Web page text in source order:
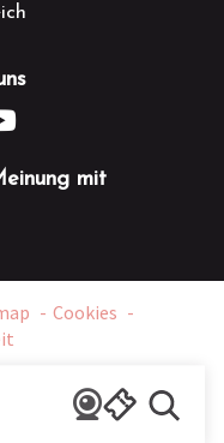
mit
Cookies